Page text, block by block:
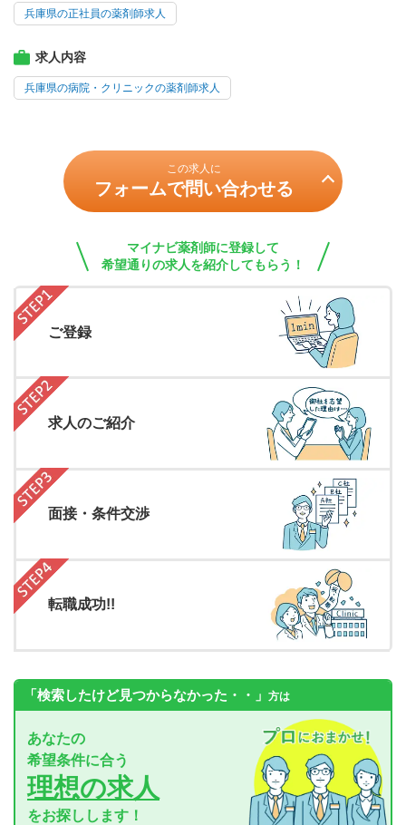
兵庫県の正社員の薬剤師求人
求人内容
兵庫県の病院・クリニックの薬剤師求人
この求人に
フォームで問い合わせる
マイナビ薬剤師に登録して
希望通りの求人を紹介してもらう！
ご登録
求人のご紹介
面接・条件交渉
転職成功!!
「検索したけど見つからなかった・・」 方は
あなたの
希望条件に合う
理想の求人
をお探しします！